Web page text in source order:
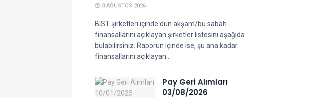
3 AĞUSTOS 2026
BIST şirketleri içinde dün akşam/bu sabah
finansallarını açıklayan şirketler listesini aşağıda
bulabilirsiniz. Raporun içinde ise, şu ana kadar
finansallarını açıklayan...
Pay Geri Alımları
03/08/2026